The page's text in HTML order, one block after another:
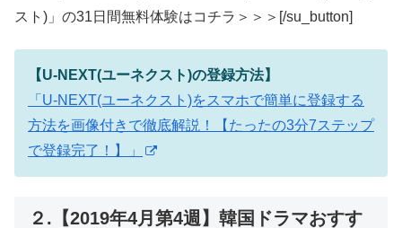
スト)」の31日間無料体験はコチラ＞＞＞[/su_button]
【U-NEXT(ユーネクスト)の登録方法】
「U-NEXT(ユーネクスト)をスマホで簡単に登録する
方法を画像付きで徹底解説！【たったの3分7ステップ
で登録完了！】」
２.【2019年4月第4週】韓国ドラマおすす